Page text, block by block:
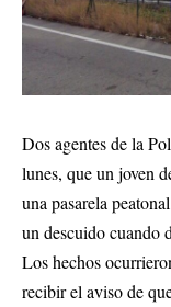
Dos agentes de la
lunes, que un joven
una pasarela
un descuido cuando
Los hechos
recibir el aviso de